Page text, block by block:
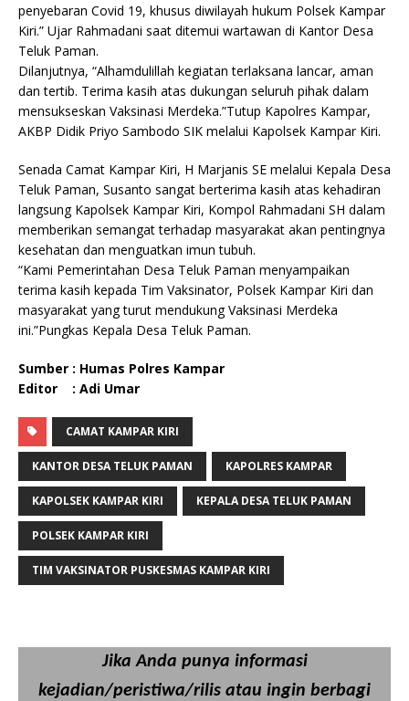
penyebaran Covid 19, khusus diwilayah hukum Polsek Kampar
Kiri.” Ujar Rahmadani saat ditemui wartawan di Kantor Desa
Teluk Paman.
Dilanjutnya, “Alhamdulillah kegiatan terlaksana lancar, aman
dan tertib. Terima kasih atas dukungan seluruh pihak dalam
mensukseskan Vaksinasi Merdeka.”Tutup Kapolres Kampar,
AKBP Didik Priyo Sambodo SIK melalui Kapolsek Kampar Kiri.
Senada Camat Kampar Kiri, H Marjanis SE melalui Kepala Desa
Teluk Paman, Susanto sangat berterima kasih atas kehadiran
langsung Kapolsek Kampar Kiri, Kompol Rahmadani SH dalam
memberikan semangat terhadap masyarakat akan pentingnya
kesehatan dan menguatkan imun tubuh.
“Kami Pemerintahan Desa Teluk Paman menyampaikan
terima kasih kepada Tim Vaksinator, Polsek Kampar Kiri dan
masyarakat yang turut mendukung Vaksinasi Merdeka
ini.”Pungkas Kepala Desa Teluk Paman.
Sumber : Humas Polres Kampar
Editor : Adi Umar
CAMAT KAMPAR KIRI
KANTOR DESA TELUK PAMAN KAPOLRES KAMPAR
KAPOLSEK KAMPAR KIRI KEPALA DESA TELUK PAMAN
POLSEK KAMPAR KIRI
TIM VAKSINATOR PUSKESMAS KAMPAR KIRI
Jika Anda punya informasi
kejadian/peristiwa/rilis atau ingin berbagi